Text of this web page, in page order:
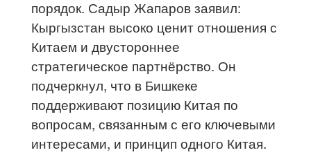
порядок. Садыр Жапаров заявил:
Кыргызстан высоко ценит отношения с
Китаем и двустороннее
стратегическое партнёрство. Он
подчеркнул, что в Бишкеке
поддерживают позицию Китая по
вопросам, связанным с его ключевыми
интересами, и принцип одного Китая.